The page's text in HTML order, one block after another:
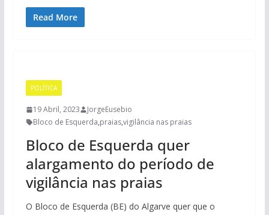
Read More
POLÍTICA
19 Abril, 2023
JorgeEusebio
Bloco de Esquerda,praias,vigilância nas praias
Bloco de Esquerda quer
alargamento do período de
vigilância nas praias
O Bloco de Esquerda (BE) do Algarve quer que o